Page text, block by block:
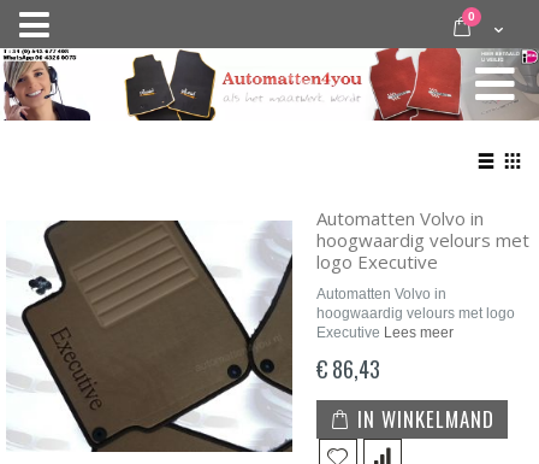
Nav
activeren
door
inhoud
Cart
0 items
Automatten Volvo in
hoogwaardig velours met
logo Executive
Automatten Volvo in
hoogwaardig velours met logo
Executive Lees meer
€ 86,43
IN WINKELMAND